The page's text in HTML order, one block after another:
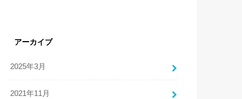
アーカイブ
2025年3月
2021年11月